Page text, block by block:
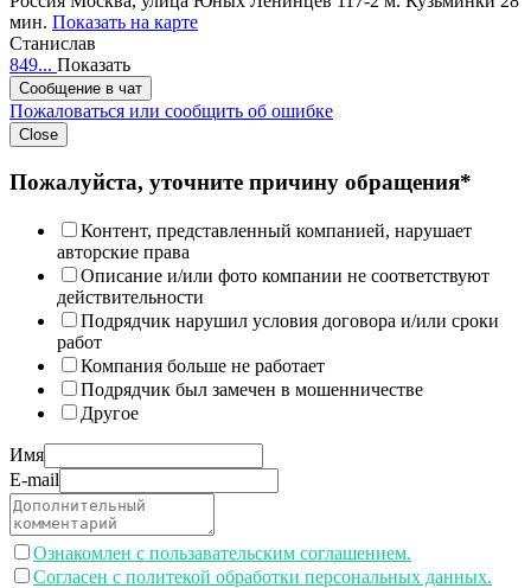
мин. Показать на карте
Станислав
849... Показать
Сообщение в чат
Пожаловаться или сообщить об ошибке
Close
Пожалуйста, уточните причину обращения*
Контент, представленный компанией, нарушает
авторские права
Описание и/или фото компании не соответствуют
действительности
Подрядчик нарушил условия договора и/или сроки
работ
Компания больше не работает
Подрядчик был замечен в мошенничестве
Другое
Имя
E-mail
Ознакомлен с пользавательским соглашением.
Согласен с политекой обработки персональных данных.